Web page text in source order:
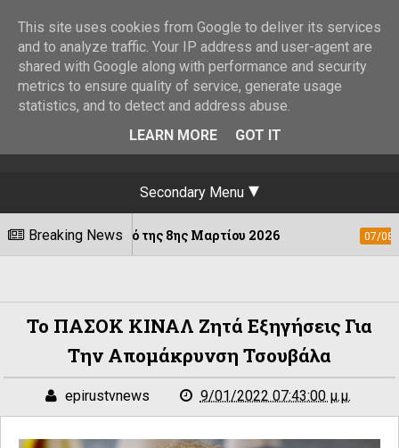
Secondary Menu
Breaking News
σεισμό της 8ης Μαρτίου 2026 07/08/2026
Το ΠΑΣΟΚ ΚΙΝΑΛ Ζητά Εξηγήσεις Για
Την Απομάκρυνση Τσουβάλα
epirustvnews 9/01/2022 07:43:00 μ.μ.
This site uses cookies from Google to deliver its services
and to analyze traffic. Your IP address and user-agent are
shared with Google along with performance and security
metrics to ensure quality of service, generate usage
statistics, and to detect and address abuse.
LEARN MORE
GOT IT